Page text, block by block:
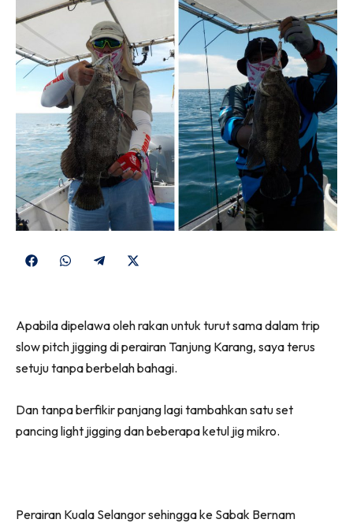
Share
Share
Share
(Twitter)
Apabila dipelawa oleh rakan untuk turut sama dalam trip
slow pitch jigging di perairan Tanjung Karang, saya terus
setuju tanpa berbelah bahagi.
Dan tanpa berfikir panjang lagi tambahkan satu set
pancing light jigging dan beberapa ketul jig mikro.
Perairan Kuala Selangor sehingga ke Sabak Bernam